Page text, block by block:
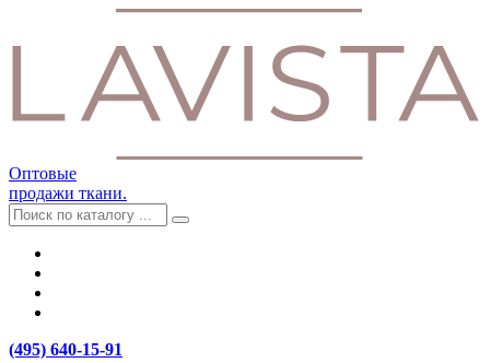
Оптовые
продажи ткани.
(495) 640-15-91